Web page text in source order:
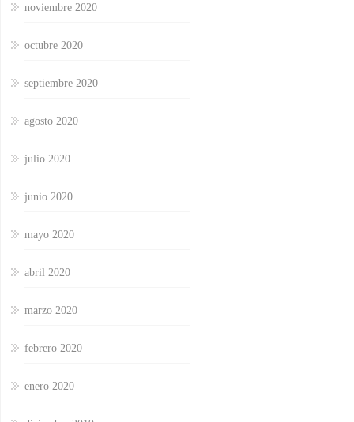
noviembre 2020
octubre 2020
septiembre 2020
agosto 2020
julio 2020
junio 2020
mayo 2020
abril 2020
marzo 2020
febrero 2020
enero 2020